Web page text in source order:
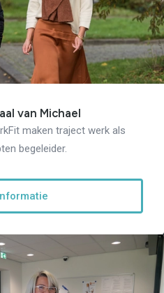
van Michael
maken traject werk als
begeleider.